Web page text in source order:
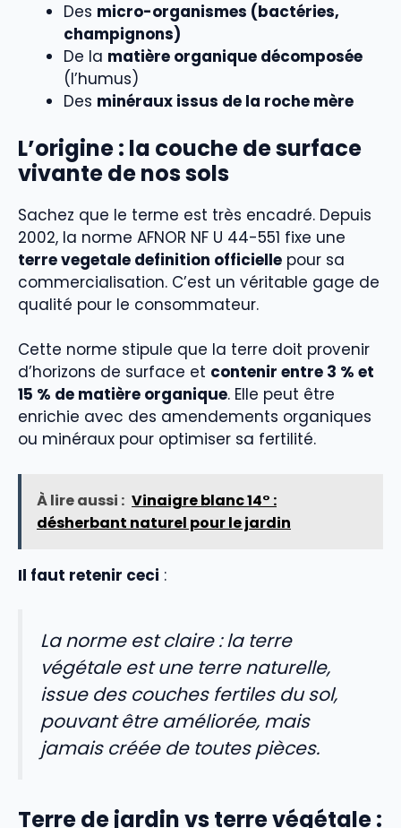
Des micro-organismes (bactéries,
champignons)
De la matière organique décomposée
(l’humus)
Des minéraux issus de la roche mère
L’origine : la couche de surface
vivante de nos sols
Sachez que le terme est très encadré. Depuis
2002, la norme AFNOR NF U 44-551 fixe une
terre vegetale definition officielle pour sa
commercialisation. C’est un véritable gage de
qualité pour le consommateur.
Cette norme stipule que la terre doit provenir
d’horizons de surface et contenir entre 3 % et
15 % de matière organique. Elle peut être
enrichie avec des amendements organiques
ou minéraux pour optimiser sa fertilité.
À lire aussi : Vinaigre blanc 14° :
désherbant naturel pour le jardin
Il faut retenir ceci :
La norme est claire : la terre
végétale est une terre naturelle,
issue des couches fertiles du sol,
pouvant être améliorée, mais
jamais créée de toutes pièces.
Terre de jardin vs terre végétale :